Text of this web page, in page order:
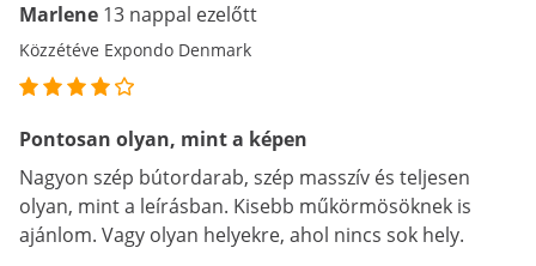
Marlene 13 nappal ezelőtt
Közzétéve Expondo Denmark
Pontosan olyan, mint a képen
Nagyon szép bútordarab, szép masszív és teljesen
olyan, mint a leírásban. Kisebb műkörmösöknek is
ajánlom. Vagy olyan helyekre, ahol nincs sok hely.